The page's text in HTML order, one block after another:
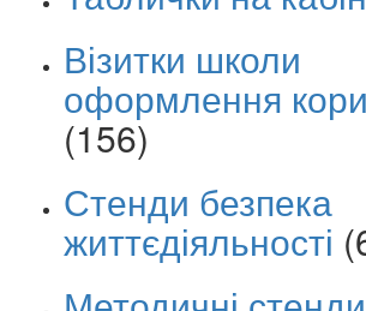
Візитки школи
оформлення
(156)
Стенди безпека
життєдіяльності